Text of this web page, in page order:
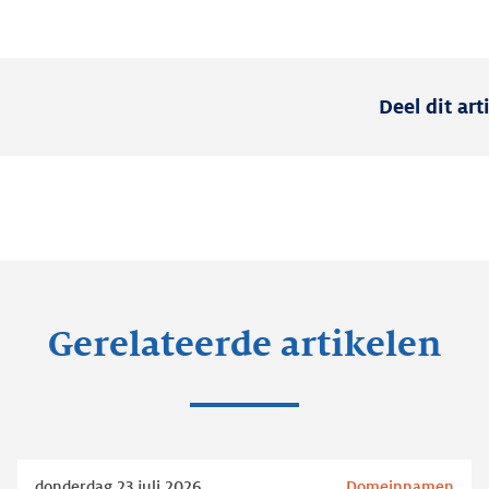
Deel dit
Gerelateerde artikelen